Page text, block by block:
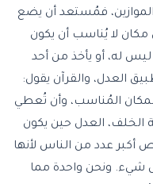
الموازين، فمُستعد أن يضع
مكان لا يُناسب أن يكون
له، أو يأخذ من أحد
العدل، والقرآن يقول:
المُناسب، وأن تُعطي
العدل حين يكون
عدد من الناس لأنها
شيء. ونحن واحدة مما